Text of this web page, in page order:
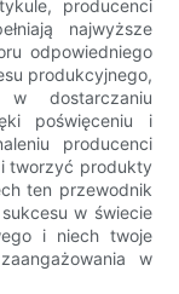
producenci
najwyższe
odpowiedniego
produkcyjnego,
dostarczaniu
poświęceniu i
producenci
i tworzyć produkty
ten przewodnik
w świecie
i niech twoje
w